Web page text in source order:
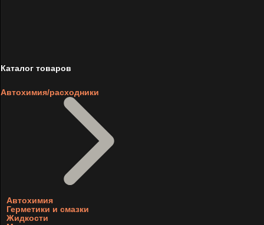
Каталог товаров
Автохимия/расходники
Автохимия
Герметики и смазки
Жидкости